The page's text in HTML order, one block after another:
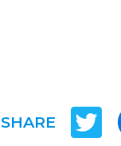
SHARE